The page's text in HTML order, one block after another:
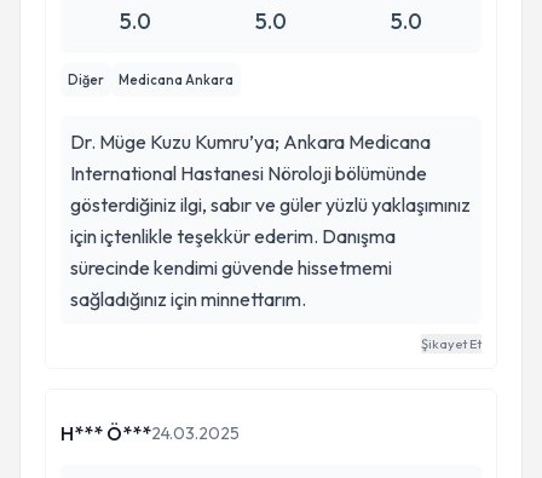
Müge Kuzu Kumcu ya teşekkür ederim.
5.0 5.0 5.0
Diğer Medicana Ankara
Dr. Müge Kuzu Kumru’ya; Ankara Medicana
International Hastanesi Nöroloji bölümünde
gösterdiğiniz ilgi, sabır ve güler yüzlü yaklaşımınız
için içtenlikle teşekkür ederim. Danışma
sürecinde kendimi güvende hissetmemi
sağladığınız için minnettarım.
Şikayet Et
H*** Ö***24.03.2025